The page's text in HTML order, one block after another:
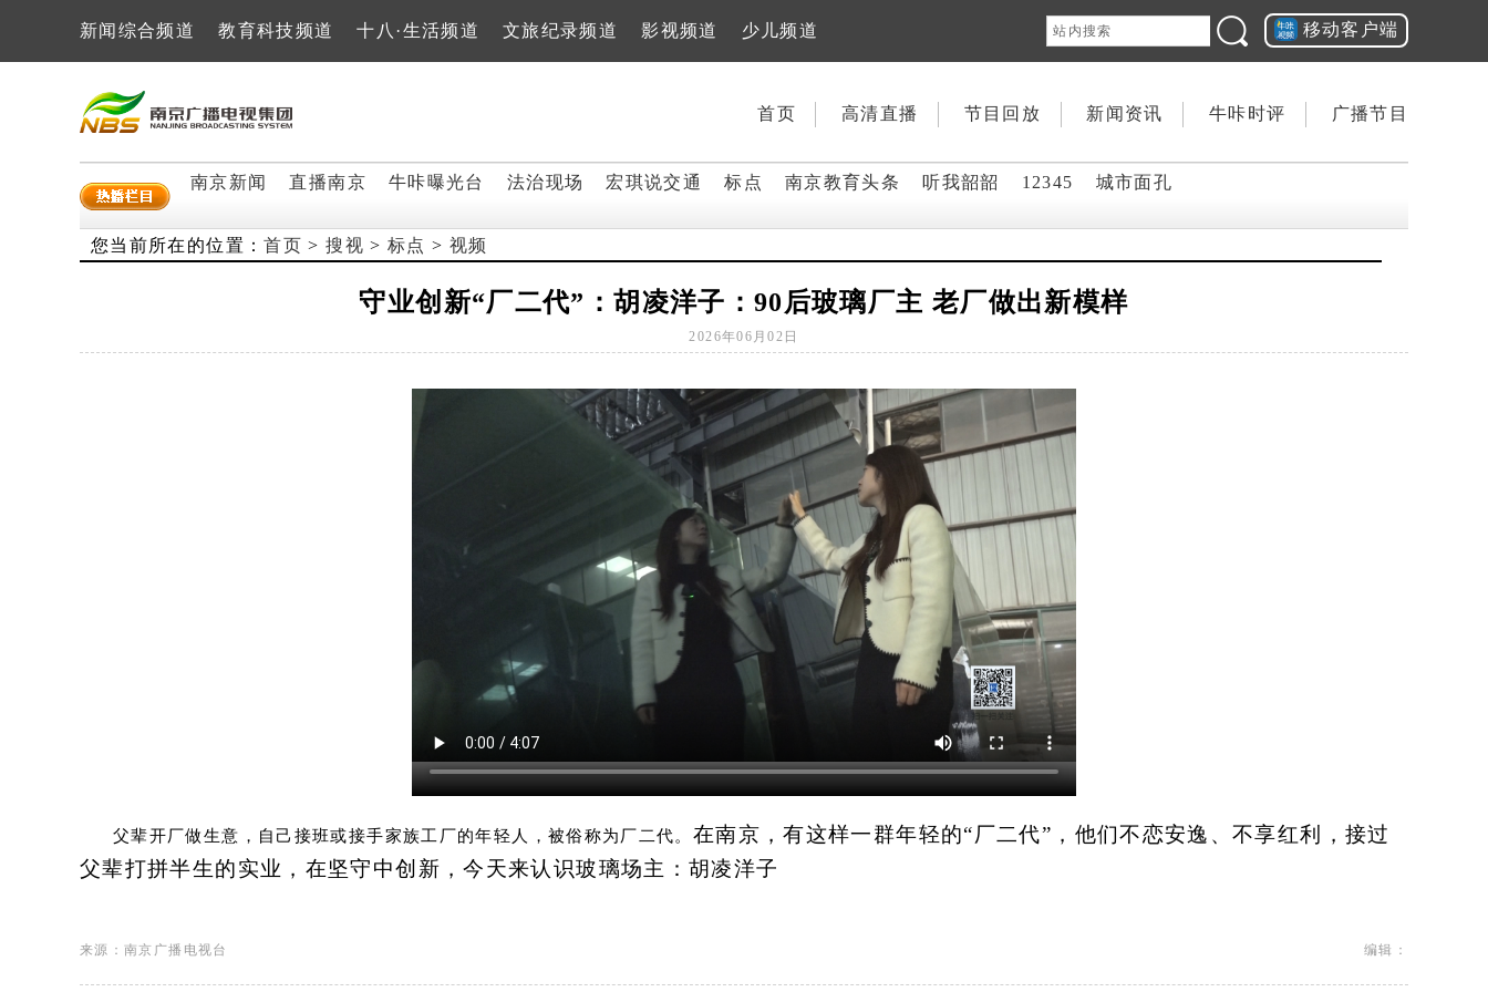
新闻综合频道 教育科技频道 十八·生活频道 文旅纪录频道 影视频道 少儿频道 移动客户端
首页 高清直播 节目回放 新闻资讯 牛咔时评 广播节目
南京新闻 直播南京 牛咔曝光台 法治现场 宏琪说交通 标点 南京教育头条 听我韶韶 12345 城市面孔
您当前所在的位置：首页 >搜视 >标点 > 视频
守业创新“厂二代”：胡凌洋子：90后玻璃厂主 老厂做出新模样
2026年06月02日
父辈开厂做生意，自己接班或接手家族工厂的年轻人，被俗称为厂二代。 在南京，有这样一群年轻的“厂二代”，他们不恋安逸、不享红利，接过
父辈打拼半生的实业，在坚守中创新，今天来认识玻璃场主：胡凌洋子
来源：南京广播电视台 编辑：